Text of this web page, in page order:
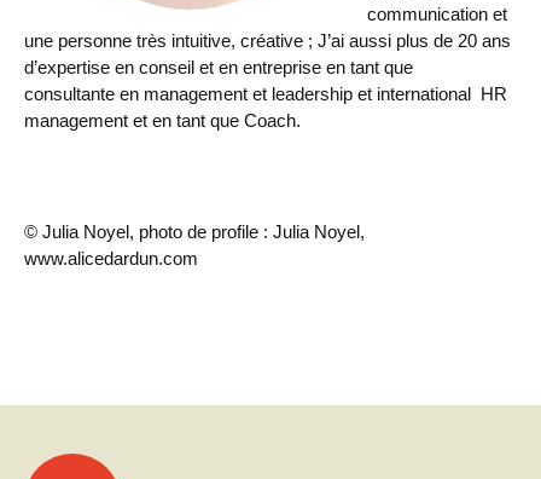
communication et
une personne très intuitive, créative ; J’ai aussi plus de 20 ans
d’expertise en conseil et en entreprise en tant que
consultante en management et leadership et international HR
management et en tant que Coach.
© Julia Noyel, photo de profile : Julia Noyel,
www.alicedardun.com